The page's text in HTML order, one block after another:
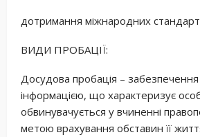
дотримання міжнародних
ВИДИ ПРОБАЦІЇ:
Досудова пробація –
інформацією, що характеризує
обвинувачується у вчиненні
метою врахування обставин її